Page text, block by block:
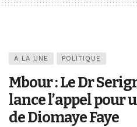
A LA UNE POLITIQUE
Mbour : Le Dr
lance l’appel pour
de Diomaye Faye